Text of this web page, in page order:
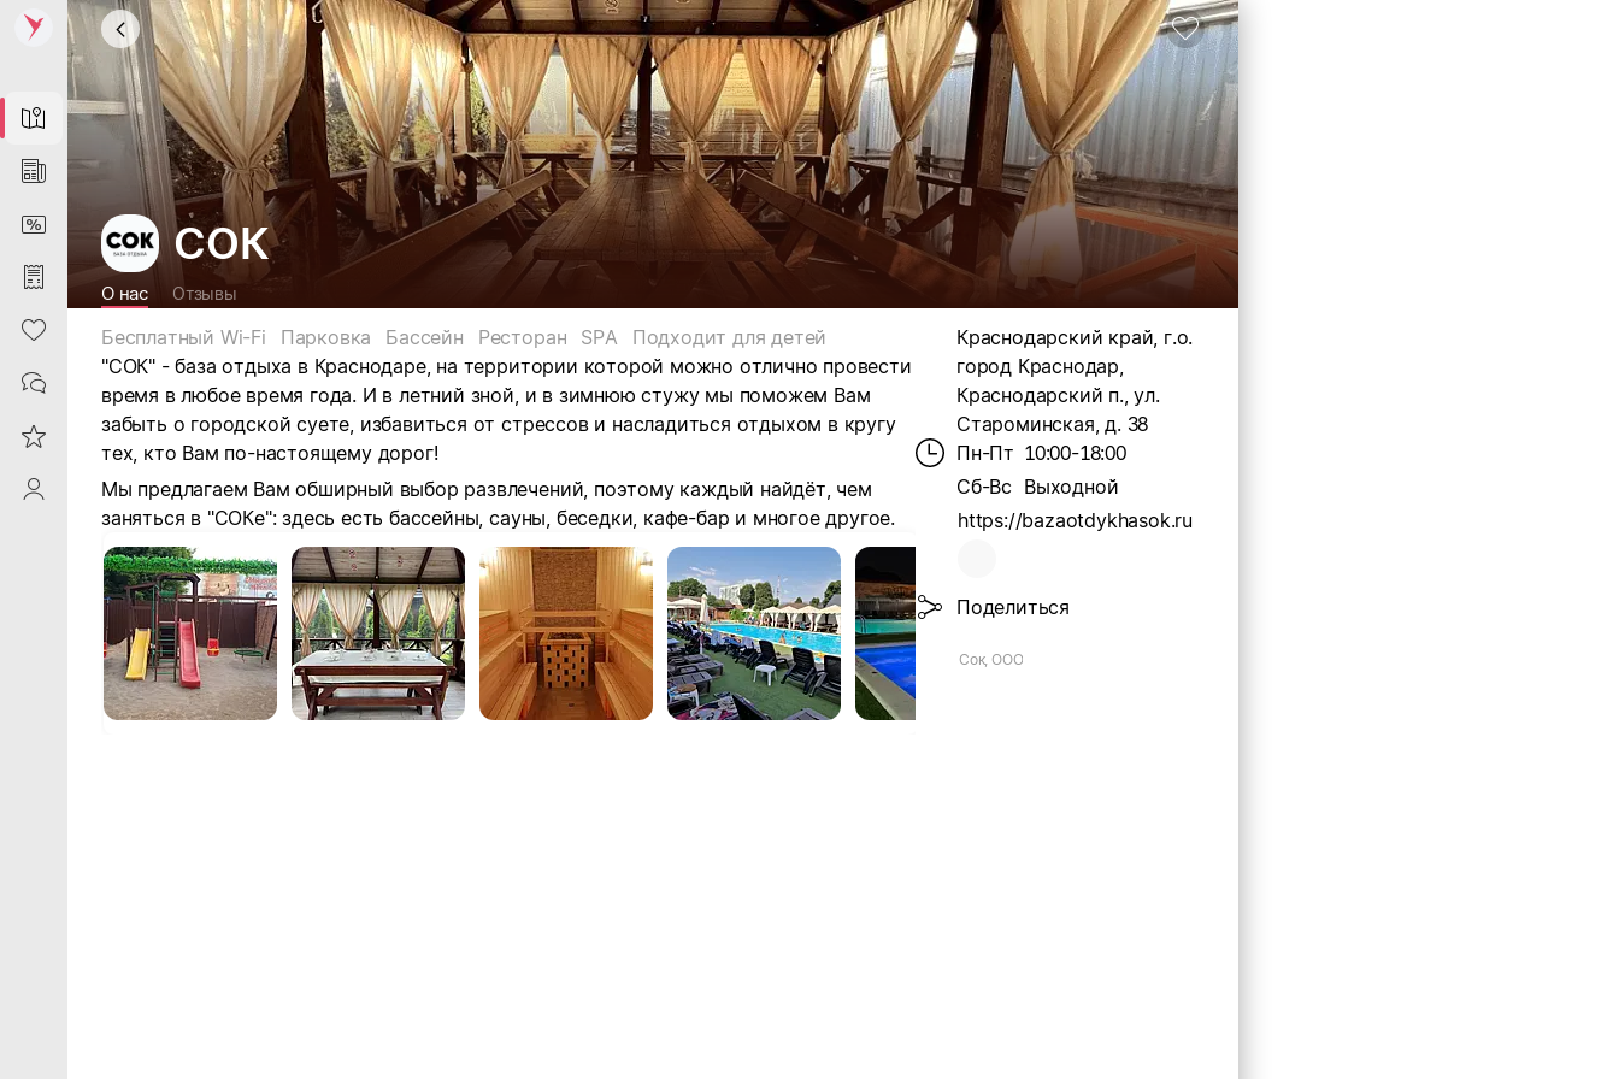
Map
News
DiscountCard
Purchases
Heart
Contacts
Reviews
ProfileSaby
СОК
О нас Отзывы
Бесплатный Wi-Fi Парковка Бассейн Ресторан SPA
Подходит для детей
"СОК" - база отдыха в Краснодаре, на территории которой можно отлично провести
время в любое время года. И в летний зной, и в зимнюю стужу мы поможем Вам
забыть о городской суете, избавиться от стрессов и насладиться отдыхом в кругу
тех, кто Вам по-настоящему дорог!
Мы предлагаем Вам обширный выбор развлечений, поэтому каждый найдёт, чем
заняться в "СОКе": здесь есть бассейны, сауны, беседки, кафе-бар и многое другое.
Краснодарский край, г.о.
город Краснодар,
Краснодарский п., ул.
Староминская, д. 38
Пн-Пт 10:00-18:00
Сб-Вс Выходной
https://bazaotdykhasok.ru
Поделиться
Сок, ООО